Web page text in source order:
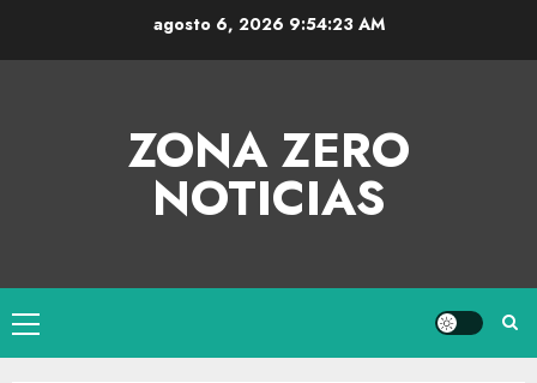
agosto 6, 2026 9:54:24 AM
ZONA ZERO
NOTICIAS